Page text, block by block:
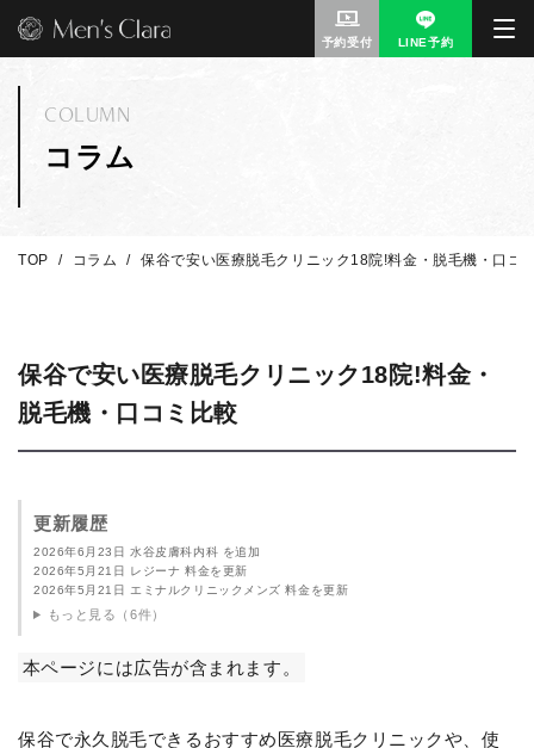
予約受付 LINE予約
コラム
COLUMN
TOP コラム 保谷で安い医療脱毛クリニック18院!料金・脱毛機・口コ
保谷で安い医療脱毛クリニック18院!料金・
脱毛機・口コミ比較
更新履歴
2026年6月23日 水谷皮膚科内科 を追加
2026年5月21日 レジーナ 料金を更新
2026年5月21日 エミナルクリニックメンズ 料金を更新
もっと見る（6件）
本ページには広告が含まれます。
保谷で永久脱毛できるおすすめ医療脱毛クリニックや、使